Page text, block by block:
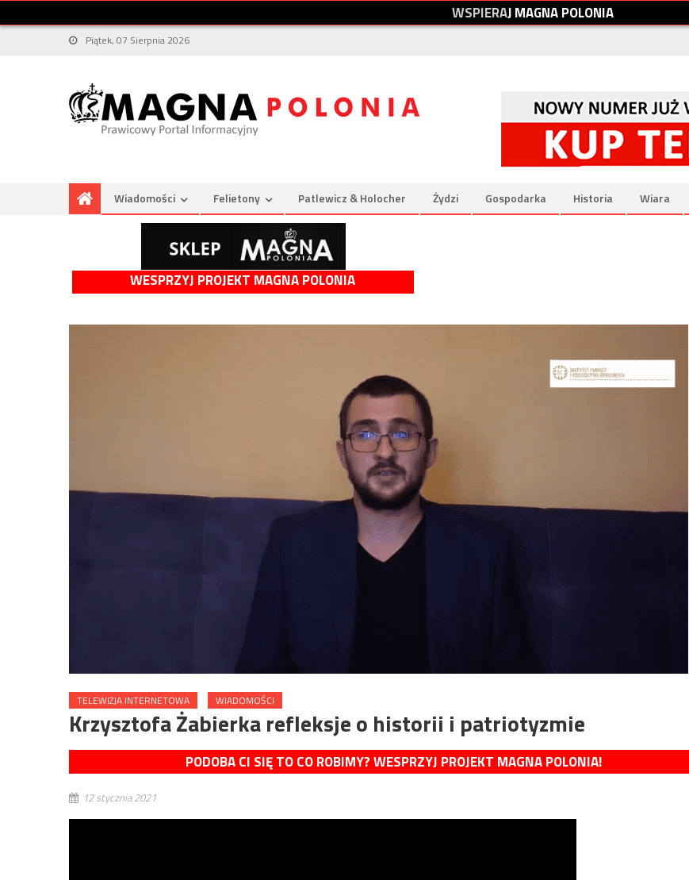
WSPIERAJMAGNAPOLONIA
Piątek, 07 Sierpnia 2026
Wiadomości Felietony Patlewicz & Holocher Żydzi Gospodarka Historia Wiara
WESPRZYJ PROJEKT MAGNA POLONIA
TELEWIZJA INTERNETOWA WIADOMOŚCI
Krzysztofa Żabierka refleksje o historii i patriotyzmie
PODOBA CI SIĘ TO CO ROBIMY? WESPRZYJ PROJEKT MAGNA POLONIA!
12 stycznia 2021